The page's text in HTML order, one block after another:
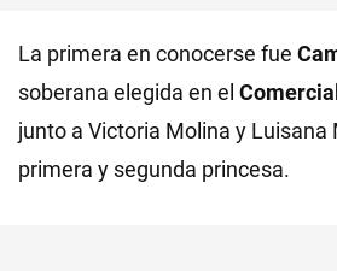
La primera en conocerse fue
soberana elegida en el
junto a Victoria Molina y Luisana
primera y segunda princesa.